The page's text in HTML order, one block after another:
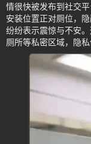
情很快被发布到社交
安装位置正对厕位，
纷纷表示震惊与不安
厕所等私密区域，隐